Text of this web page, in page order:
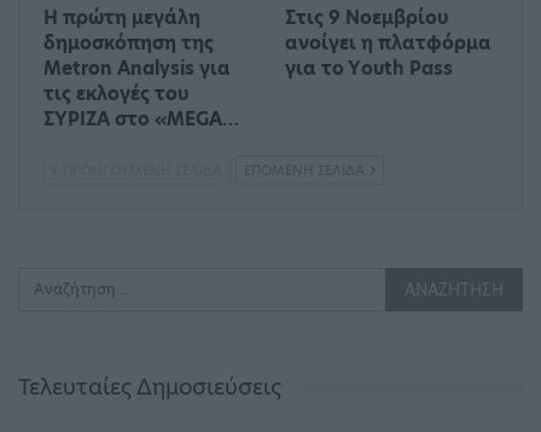
Η πρώτη μεγάλη
δημοσκόπηση της
Metron Analysis για
τις εκλογές του
ΣΥΡΙΖΑ στο «MEGA…
Στις 9 Νοεμβρίου
ανοίγει η πλατφόρμα
για το Υouth Pass
ΕΠΌΜΕΝΗ ΣΕΛΊΔΑ
Τελευταίες Δημοσιεύσεις